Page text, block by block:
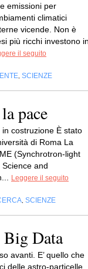
emissioni per
climatici
vicende. Non è
più ricchi investono
il seguito
SCIENZE
pace
costruzione È stato
di Roma La
(Synchrotron-light
and
Leggere il seguito
SCIENZE
Data
avanti. E’ quello che
delle astro-particelle